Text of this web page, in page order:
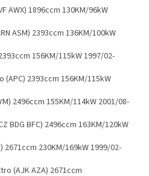
AWX) 1896ccm 130KM/96kW
ASM) 2393ccm 136KM/100kW
156KM/115kW 1997/02-
(APC) 2393ccm 156KM/115kW
2496ccm 155KM/114kW 2001/08-
BDG BFC) 2496ccm 163KM/120kW
2671ccm 230KM/169kW 1999/02-
(AJK AZA) 2671ccm